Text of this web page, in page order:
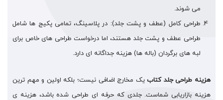
می شوند.
طراحی کامل (عطف و پشت جلد): در پلاسینگ، تمامی پکیج ها شامل
طراحی عطف و پشت جلد هستند، اما درخواست طراحی های خاص برای
لبه های برگردان (باله ها) هزینه جداگانه ای دارد.
هزینه طراحی جلد کتابیک مخارج اضافی نیست؛ بلکه اولین و مهم ترین
هزینه بازاریابی شماست. جلدی که حرفه ای طراحی شده باشد، هزینه ی